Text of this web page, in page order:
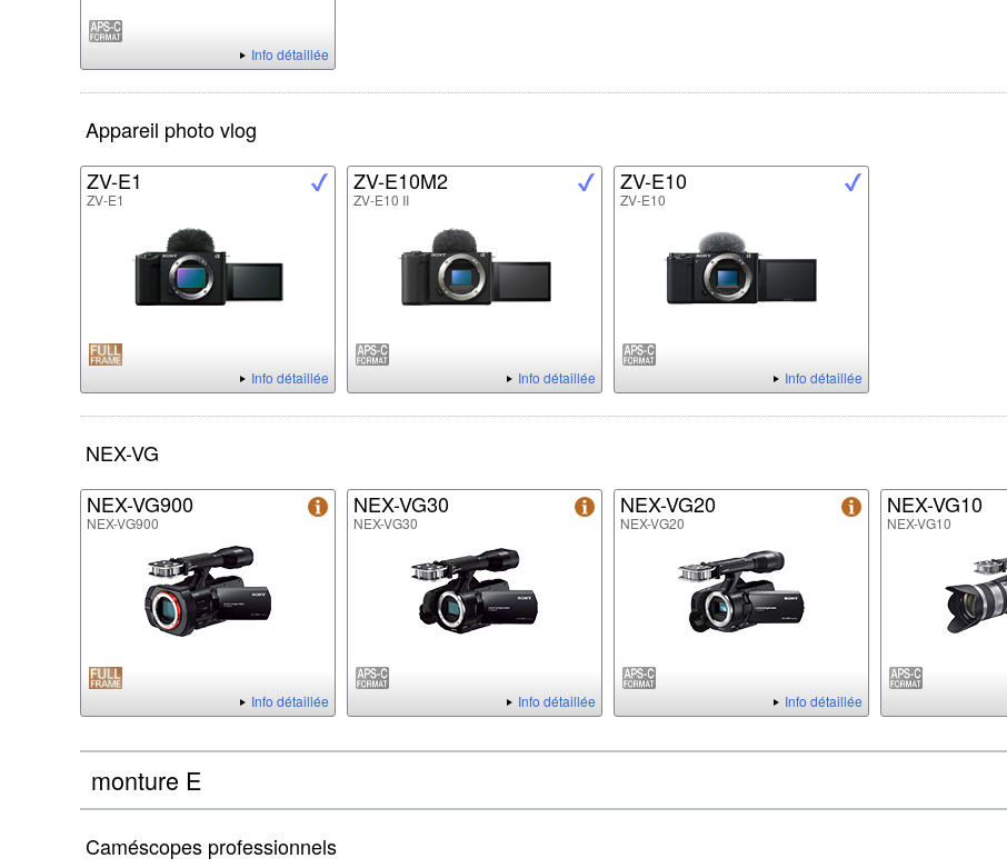
Info détaillée
Appareil photo vlog
ZV-E1
ZV-E1
Info détaillée
ZV-E10M2
ZV-E10 II
Info détaillée
ZV-E10
ZV-E10
Info détaillée
NEX-VG
NEX-VG900
NEX-VG900
Info détaillée
NEX-VG30
NEX-VG30
Info détaillée
NEX-VG20
NEX-VG20
Info détaillée
NEX-VG10
NEX-VG10
monture E
Caméscopes professionnels